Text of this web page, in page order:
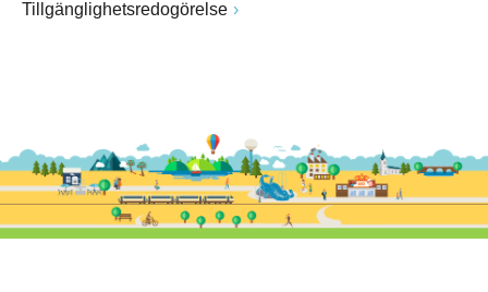
Tillgänglighetsredogörelse